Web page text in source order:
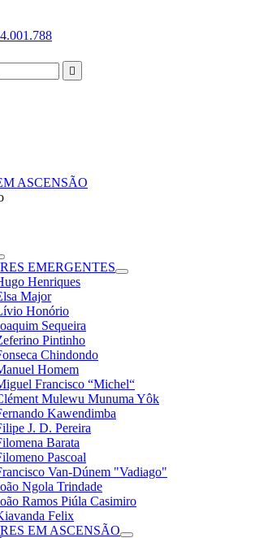

ASCENSÃO
EMERGENTES
Henriques
Major
Honório
Sequeira
Pintinho
Chindondo
Homem
Francisco “Michel“
Mulewu Munuma Yôk
Kawendimba
J. D. Pereira
Barata
Pascoal
Van-Dúnem "Vadiago"
Ngola Trindade
Ramos Piúla Casimiro
Felix
EM ASCENSÃO